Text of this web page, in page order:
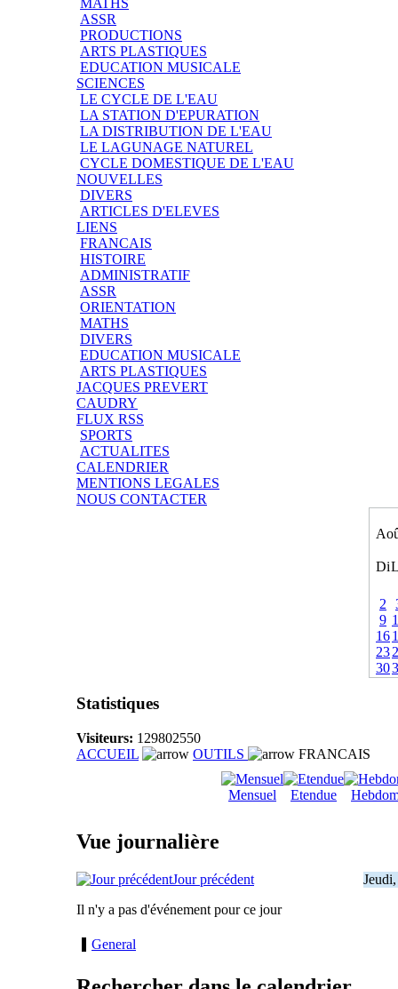
ASSR
PRODUCTIONS
ARTS PLASTIQUES
EDUCATION MUSICALE
SCIENCES
LE CYCLE DE L'EAU
LA STATION D'EPURATION
LA DISTRIBUTION DE L'EAU
LE LAGUNAGE NATUREL
CYCLE DOMESTIQUE DE L'EAU
NOUVELLES
DIVERS
ARTICLES D'ELEVES
LIENS
FRANCAIS
HISTOIRE
ADMINISTRATIF
ASSR
ORIENTATION
MATHS
DIVERS
EDUCATION MUSICALE
ARTS PLASTIQUES
JACQUES PREVERT
CAUDRY
FLUX RSS
SPORTS
ACTUALITES
CALENDRIER
MENTIONS LEGALES
NOUS CONTACTER
Di
2
9
16
23
30
Statistiques
Visiteurs: 129802550
ACCUEIL
OUTILS FRANCAIS
Mensuel Etendue
Vue journalière
Jour précédent
Il n'y a pas d'événement pour ce jour
General